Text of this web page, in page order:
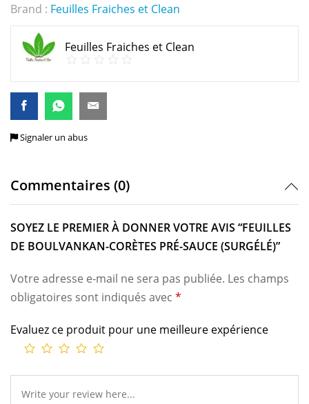
Brand : Feuilles Fraiches et Clean
Feuilles Fraiches et Clean
Signaler un abus
Commentaires (0)
SOYEZ LE PREMIER À DONNER VOTRE AVIS “FEUILLES
DE BOULVANKAN-CORÈTES PRÉ-SAUCE (SURGÉLÉ)”
Votre adresse e-mail ne sera pas publiée. Les champs
obligatoires sont indiqués avec *
Evaluez ce produit pour une meilleure expérience